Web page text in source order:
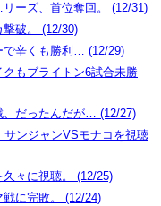
ーズ、首位奪回。 (12/31)
破。 (12/30)
で辛くも勝利… (12/29)
もブライトン6試合未勝
、だったんだが… (12/27)
ンジャンVSモナコを視聴
々に視聴。 (12/25)
に完敗。 (12/24)